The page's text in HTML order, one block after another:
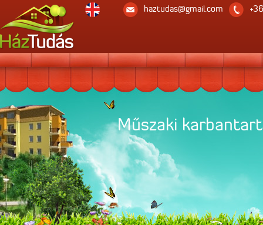
haztudas@gmail.com
Műszaki